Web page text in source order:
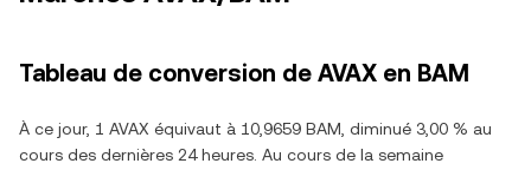
Tableau de conversion de AVAX en BAM
À ce jour, 1 AVAX équivaut à 10,9659 BAM, diminué 3,00 % au
cours des dernières 24 heures. Au cours de la semaine